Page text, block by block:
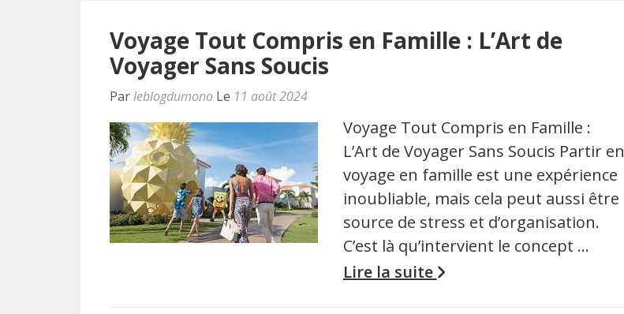
Voyage Tout Compris en Famille : L’Art de
Voyager Sans Soucis
Parleblogdumono Le 11 août 2024
Voyage Tout Compris en Famille :
L’Art de Voyager Sans Soucis Partir en
voyage en famille est une expérience
inoubliable, mais cela peut aussi être
source de stress et d’organisation.
C’est là qu’intervient le concept …
Lire la suite